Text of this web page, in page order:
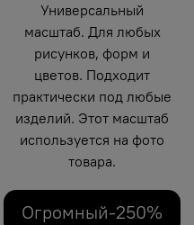
Универсальный
масштаб. Для любых
рисунков, форм и
цветов. Подходит
практически под любые
изделий. Этот масштаб
используется на фото
товара.
Огромный-250%